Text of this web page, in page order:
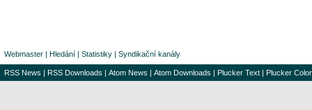
Webmaster | Hledání | Statistiky | Syndikační kanály
RSS News | RSS Downloads | Atom News | Atom Downloads | Plucker Text | Plucker Color